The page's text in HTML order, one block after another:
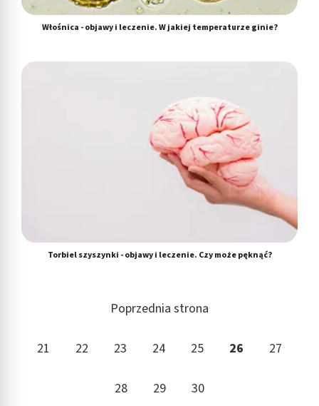
Włośnica - objawy i leczenie. W jakiej temperaturze ginie?
Torbiel szyszynki - objawy i leczenie. Czy może pęknąć?
Poprzednia strona
21 22 23 24 25 26 27
28 29 30